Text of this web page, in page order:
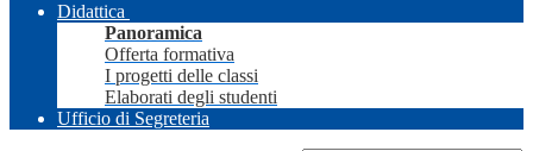
Didattica
Panoramica
Offerta formativa
I progetti delle classi
Elaborati degli studenti
Ufficio di Segreteria